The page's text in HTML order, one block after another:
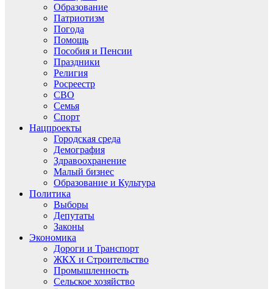
Образование
Патриотизм
Погода
Помощь
Пособия и Пенсии
Праздники
Религия
Росреестр
СВО
Семья
Спорт
Нацпроекты
Городская среда
Демография
Здравоохранение
Малый бизнес
Образование и Культура
Политика
Выборы
Депутаты
Законы
Экономика
Дороги и Транспорт
ЖКХ и Строительство
Промышленность
Сельское хозяйство